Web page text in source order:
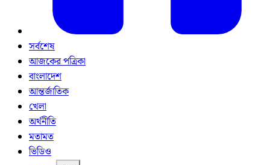
সর্বশেষ
আজকের পত্রিকা
বাংলাদেশ
আন্তর্জাতিক
খেলা
অর্থনীতি
মতামত
ভিডিও